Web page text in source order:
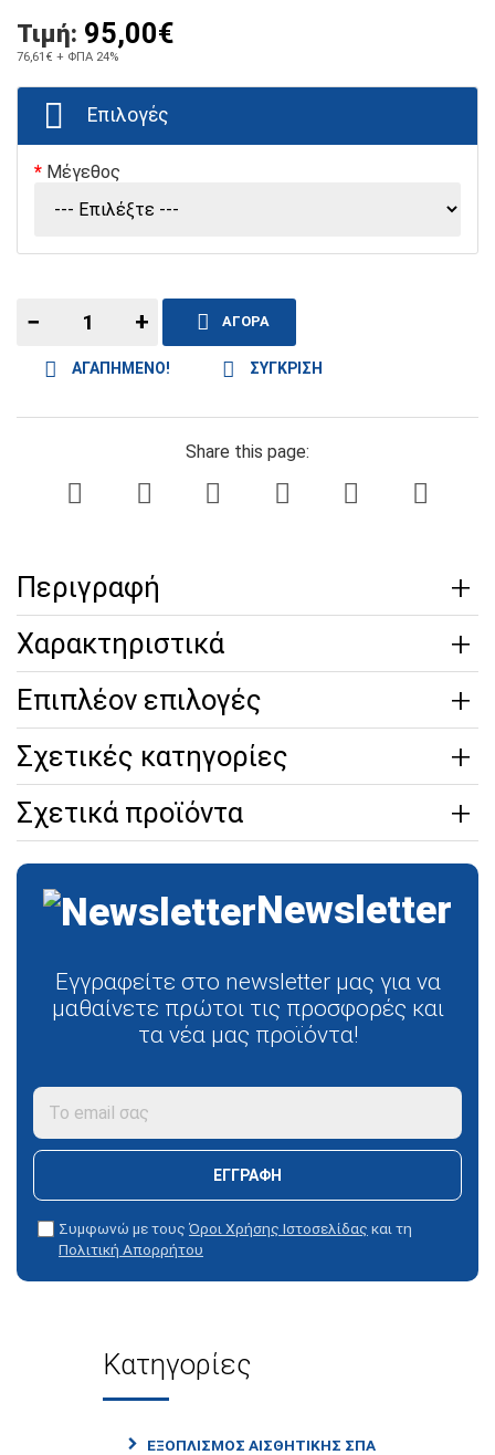
Τιμή: 95,00€
76,61€ + ΦΠΑ 24%
Επιλογές
Μέγεθος
− + ΑΓΟΡΑ
ΑΓΑΠΗΜΕΝΟ! ΣΥΓΚΡΙΣΗ
Share this page:
Περιγραφή
Χαρακτηριστικά
Επιπλέον επιλογές
Σχετικές κατηγορίες
Σχετικά προϊόντα
Newsletter
Εγγραφείτε στο newsletter μας για να
μαθαίνετε πρώτοι τις προσφορές και
τα νέα μας προϊόντα!
ΕΓΓΡΑΦΗ
Συμφωνώ με τους Όροι Χρήσης Ιστοσελίδας και τη
Πολιτική Απορρήτου
Κατηγορίες
ΕΞΟΠΛΙΣΜΟΣ ΑΙΣΘΗΤΙΚΗΣ ΣΠΑ